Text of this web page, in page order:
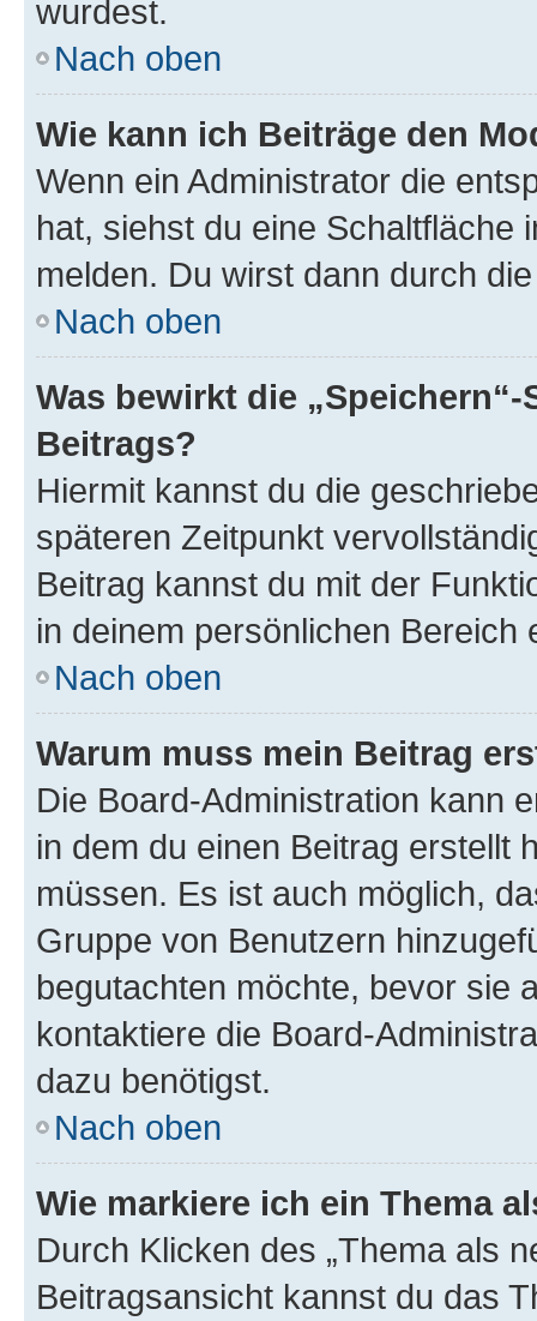
wurdest.
Nach oben
Wie kann ich Beiträge den
Wenn ein Administrator die
hat, siehst du eine Schaltfläche
melden. Du wirst dann durch
Nach oben
Was bewirkt die
Beitrags?
Hiermit kannst du die
späteren Zeitpunkt
Beitrag kannst du mit der
in deinem persönlichen Bereich
Nach oben
Warum muss mein Beitrag
Die Board-Administration kann
in dem du einen Beitrag erstellt
müssen. Es ist auch möglich,
Gruppe von Benutzern
begutachten möchte, bevor sie
kontaktiere die Board-
dazu benötigst.
Nach oben
Wie markiere ich ein Thema
Durch Klicken des „Thema als
Beitragsansicht kannst du das